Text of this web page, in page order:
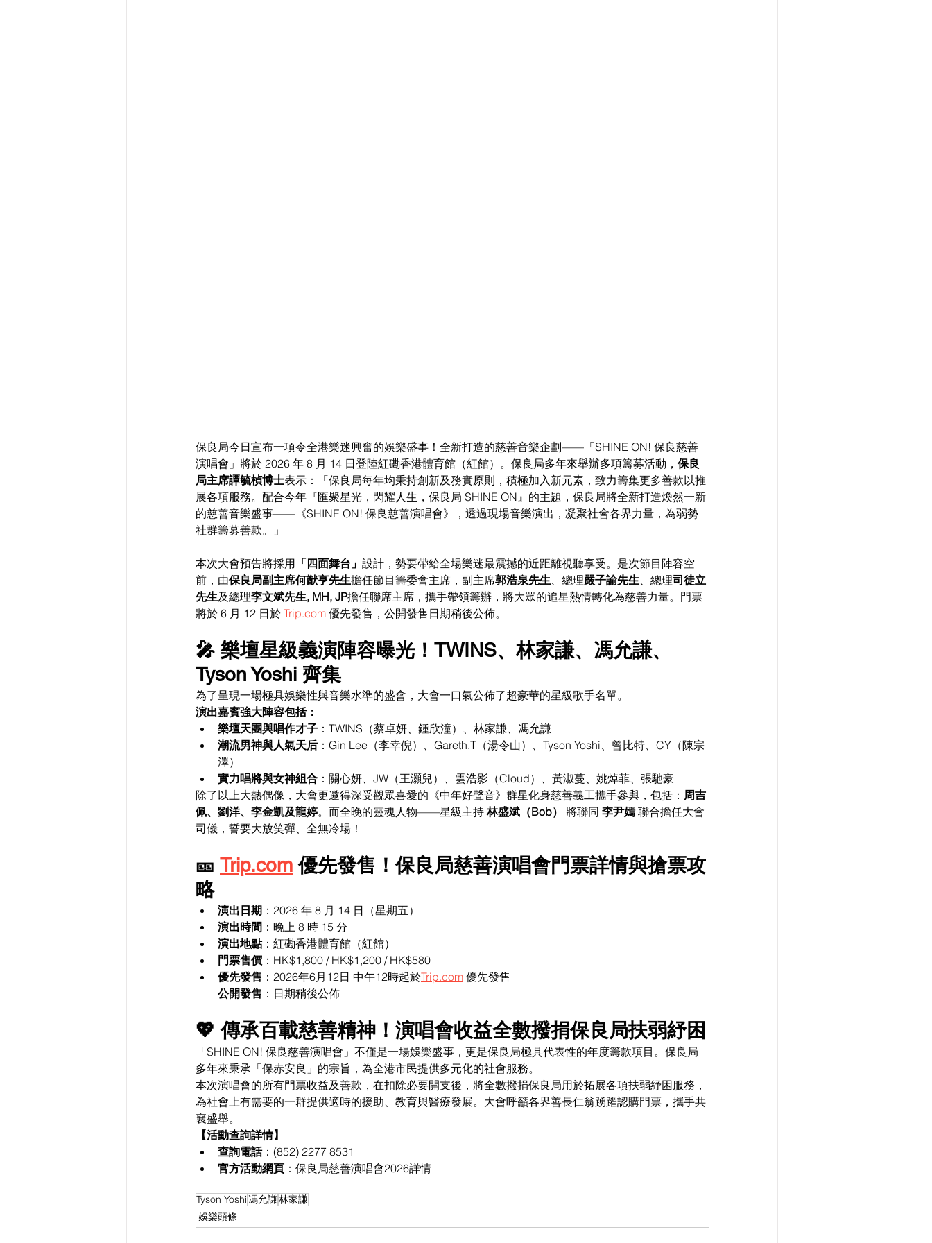
保良局今日宣布一項令全港樂迷興奮的娛樂盛事！全新打造的慈善音樂企劃——「SHINE ON! 保良慈善
演唱會」將於 2026 年 8 月 14 日登陸紅磡香港體育館（紅館）。保良局多年來舉辦多項籌募活動， 保良
局主席譚毓楨博士表示：「保良局每年均秉持創新及務實原則，積極加入新元素，致力籌集更多善款以推
展各項服務。配合今年『匯聚星光，閃耀人生，保良局 SHINE ON』的主題，保良局將全新打造煥然一新
的慈善音樂盛事——《SHINE ON! 保良慈善演唱會》，透過現場音樂演出，凝聚社會各界力量，為弱勢
社群籌募善款。」
本次大會預告將採用 「四面舞台」 設計，勢要帶給全場樂迷最震撼的近距離視聽享受。是次節目陣容空
前，由保良局副主席何猷亨先生擔任節目籌委會主席，副主席郭浩泉先生、總理嚴子諭先生、總理司徒立
先生及總理李文斌先生, MH, JP擔任聯席主席，攜手帶領籌辦，將大眾的追星熱情轉化為慈善力量。門票
將於 6 月 12 日於 Trip.com 優先發售，公開發售日期稍後公佈。
🎤 樂壇星級義演陣容曝光！TWINS、林家謙、馮允謙、
Tyson Yoshi 齊集
為了呈現一場極具娛樂性與音樂水準的盛會，大會一口氣公佈了超豪華的星級歌手名單。
演出嘉賓強大陣容包括：
樂壇天團與唱作才子 ：TWINS（蔡卓妍、鍾欣潼）、林家謙、馮允謙
潮流男神與人氣天后 ：Gin Lee（李幸倪）、Gareth.T（湯令山）、Tyson Yoshi、曾比特、CY（陳宗
澤）
實力唱將與女神組合 ：關心妍、JW（王灝兒）、雲浩影（Cloud）、黃淑蔓、姚焯菲、張馳豪
除了以上大熱偶像，大會更邀得深受觀眾喜愛的《中年好聲音》群星化身慈善義工攜手參與，包括： 周吉
佩、劉洋、李金凱及龍婷。而全晚的靈魂人物——星級主持 林盛斌（Bob） 將聯同 李尹嫣 聯合擔任大會
司儀，誓要大放笑彈、全無冷場！
🎫 Trip.com 優先發售！保良局慈善演唱會門票詳情與搶票攻
略
演出日期 ：2026 年 8 月 14 日（星期五）
演出時間 ：晚上 8 時 15 分
演出地點：紅磡香港體育館（紅館）
門票售價 ：HK$1,800 / HK$1,200 / HK$580
優先發售 ：2026年6月12日 中午12時起於Trip.com 優先發售
公開發售 ：日期稍後公佈
💖 傳承百載慈善精神！演唱會收益全數撥捐保良局扶弱紓困
「SHINE ON! 保良慈善演唱會」不僅是一場娛樂盛事，更是保良局極具代表性的年度籌款項目。保良局
多年來秉承「保赤安良」的宗旨，為全港市民提供多元化的社會服務。
本次演唱會的所有門票收益及善款，在扣除必要開支後，將全數撥捐保良局用於拓展各項扶弱紓困服務，
為社會上有需要的一群提供適時的援助、教育與醫療發展。大會呼籲各界善長仁翁踴躍認購門票，攜手共
襄盛舉。
【活動查詢詳情】
查詢電話：(852) 2277 8531
官方活動網頁 ：保良局慈善演唱會2026詳情
Tyson Yoshi 馮允謙林家謙
娛樂頭條